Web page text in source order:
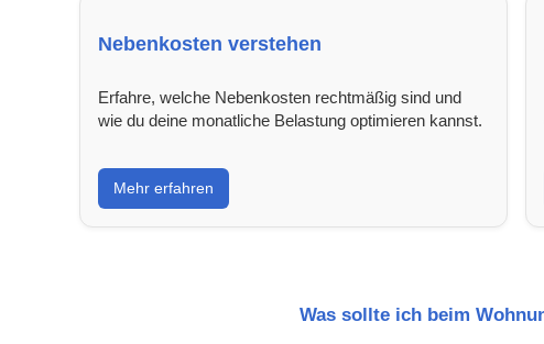
Nebenkosten verstehen
Erfahre, welche Nebenkosten rechtmäßig sind und
wie du deine monatliche Belastung optimieren kannst.
Mehr erfahren
Was sollte ich beim